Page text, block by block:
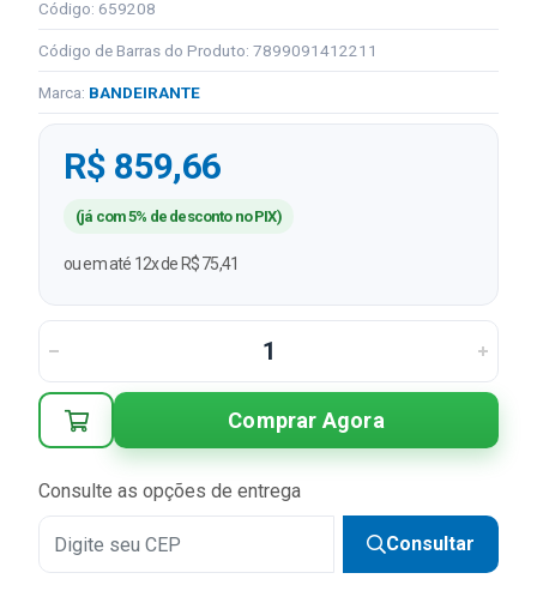
Código: 659208
Código de Barras do Produto: 7899091412211
Marca: BANDEIRANTE
R$ 859,66
(já com 5% de desconto no PIX)
ou em até 12x de R$ 75,41
Comprar Agora
Consulte as opções de entrega
Consultar